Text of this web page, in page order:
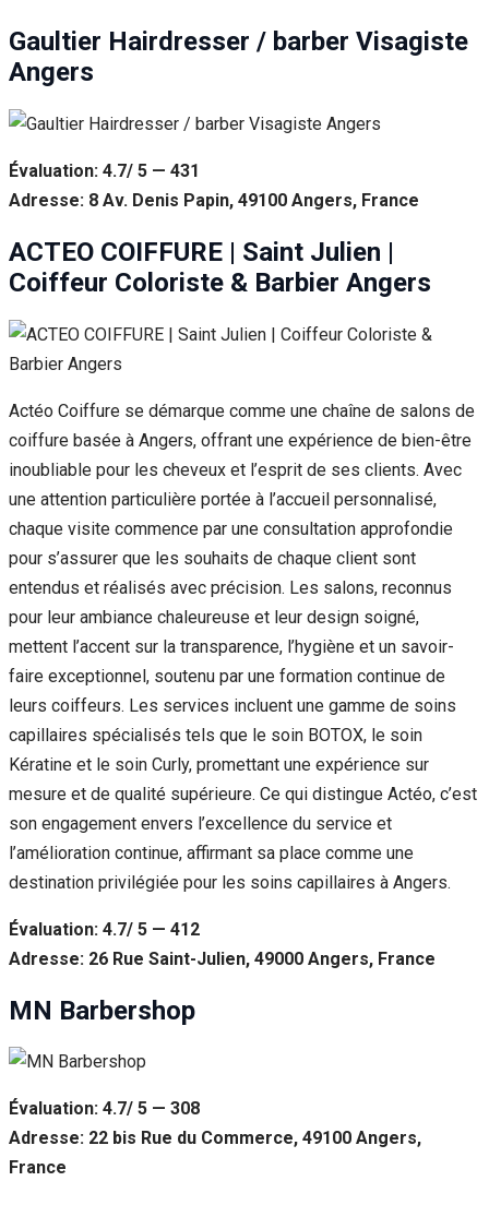
Gaultier Hairdresser / barber Visagiste
Angers
Évaluation: 4.7/ 5 — 431
Adresse: 8 Av. Denis Papin, 49100 Angers, France
ACTEO COIFFURE | Saint Julien |
Coiffeur Coloriste & Barbier Angers
Actéo Coiffure se démarque comme une chaîne de salons de
coiffure basée à Angers, offrant une expérience de bien-être
inoubliable pour les cheveux et l’esprit de ses clients. Avec
une attention particulière portée à l’accueil personnalisé,
chaque visite commence par une consultation approfondie
pour s’assurer que les souhaits de chaque client sont
entendus et réalisés avec précision. Les salons, reconnus
pour leur ambiance chaleureuse et leur design soigné,
mettent l’accent sur la transparence, l’hygiène et un savoir-
faire exceptionnel, soutenu par une formation continue de
leurs coiffeurs. Les services incluent une gamme de soins
capillaires spécialisés tels que le soin BOTOX, le soin
Kératine et le soin Curly, promettant une expérience sur
mesure et de qualité supérieure. Ce qui distingue Actéo, c’est
son engagement envers l’excellence du service et
l’amélioration continue, affirmant sa place comme une
destination privilégiée pour les soins capillaires à Angers.
Évaluation: 4.7/ 5 — 412
Adresse: 26 Rue Saint-Julien, 49000 Angers, France
MN Barbershop
Évaluation: 4.7/ 5 — 308
Adresse: 22 bis Rue du Commerce, 49100 Angers,
France